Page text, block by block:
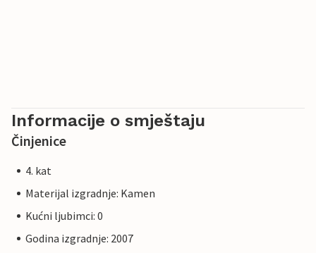
Informacije o smještaju
Činjenice
4. kat
Materijal izgradnje: Kamen
Kućni ljubimci: 0
Godina izgradnje: 2007